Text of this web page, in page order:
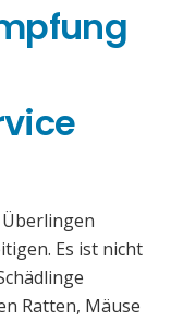
Es ist nicht
Ratten, Mäuse